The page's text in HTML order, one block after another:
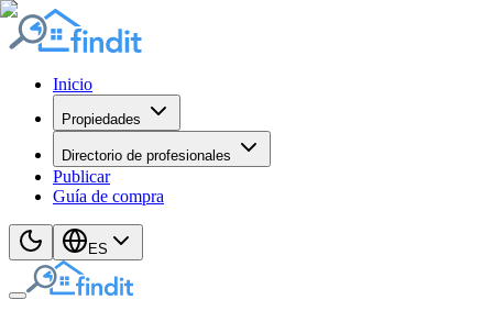
Inicio
Propiedades
Directorio de profesionales
Publicar
Guía de compra
ES